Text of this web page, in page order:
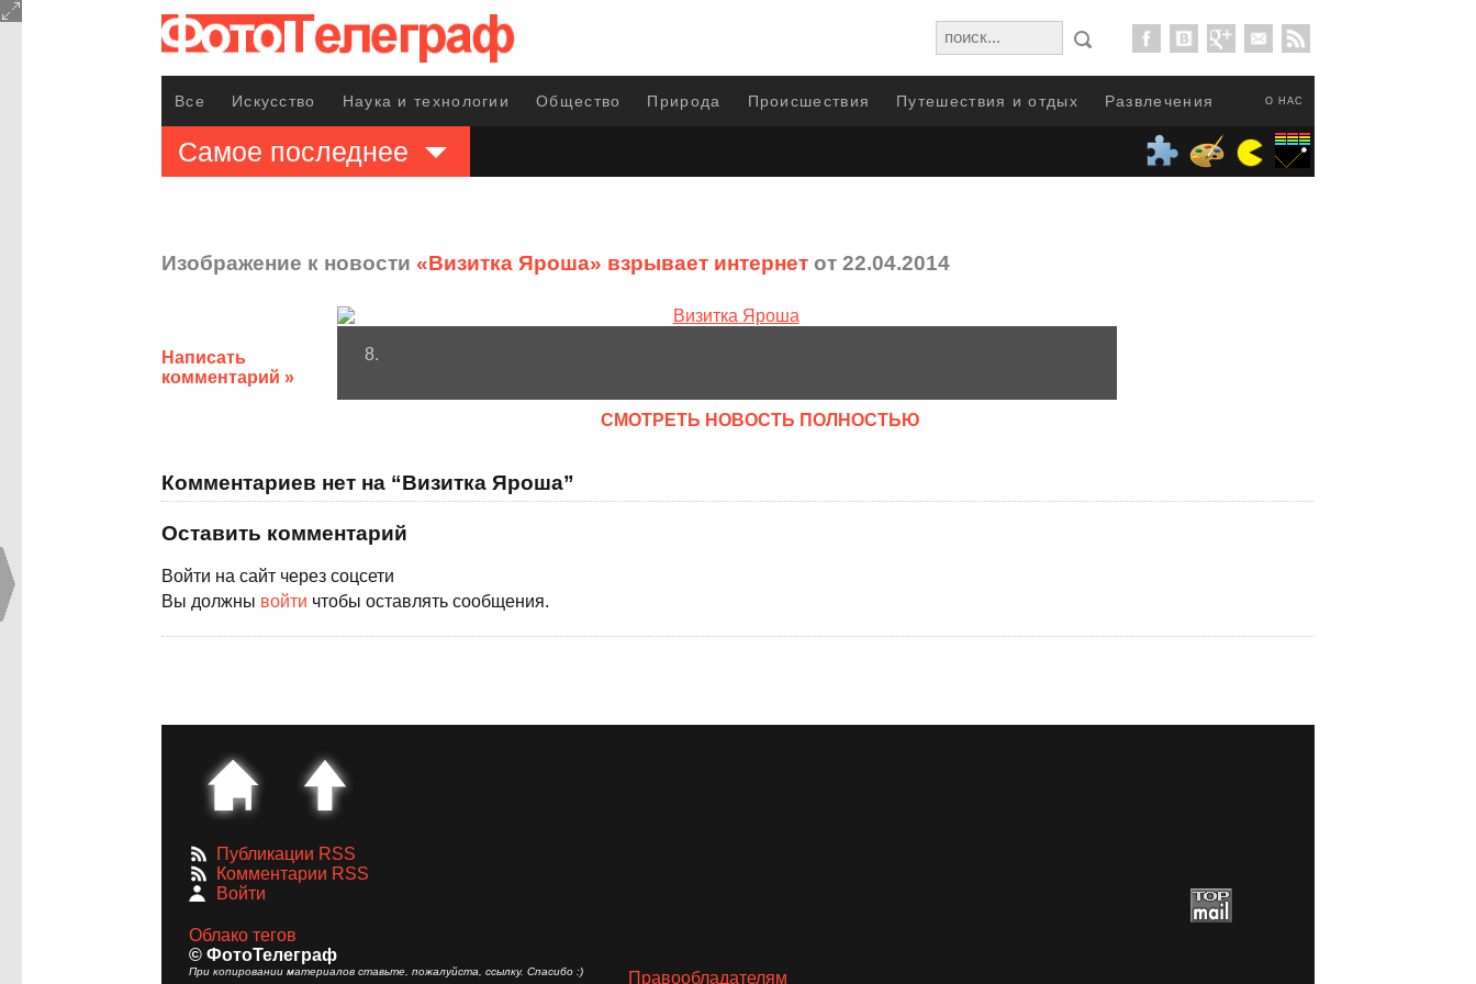
О НАС
Все Искусство Наука и технологии Общество Природа Происшествия Путешествия и отдых Развлечения
Самое последнее
Изображение к новости «Визитка Яроша» взрывает интернет от 22.04.2014
Написать
комментарий »
8.
CМОТРЕТЬ НОВОСТЬ ПОЛНОСТЬЮ
Комментариев нет на “Визитка Яроша”
Оставить комментарий
Войти на сайт через соцсети
Вы должны войти чтобы оставлять сообщения.
Публикации RSS
Комментарии RSS
Войти
Облако тегов
© ФотоТелеграф
При копировании материалов ставьте, пожалуйста, ссылку. Спасибо :) Правообладателям